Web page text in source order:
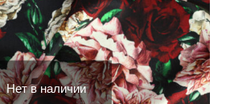
Нет в наличии